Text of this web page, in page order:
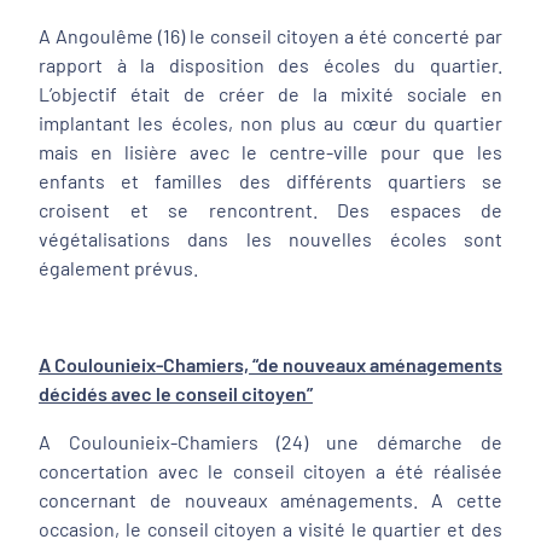
A Angoulême (16) le conseil citoyen a été concerté par
rapport à la disposition des écoles du quartier.
L’objectif était de créer de la mixité sociale en
implantant les écoles, non plus au cœur du quartier
mais en lisière avec le centre-ville pour que les
enfants et familles des différents quartiers se
croisent et se rencontrent. Des espaces de
végétalisations dans les nouvelles écoles sont
également prévus.
A Coulounieix-Chamiers, “de nouveaux aménagements
décidés avec le conseil citoyen”
A Coulounieix-Chamiers (24) une démarche de
concertation avec le conseil citoyen a été réalisée
concernant de nouveaux aménagements. A cette
occasion, le conseil citoyen a visité le quartier et des